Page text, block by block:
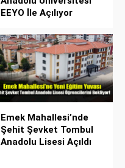
EEYO İle Açılıyor
Emek Mahallesi’nde
Şehit Şevket Tombul
Anadolu Lisesi Açıldı